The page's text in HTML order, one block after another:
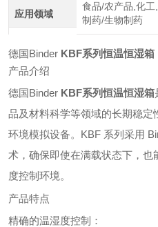
应用领域
食品/农产品,化工
制药/生物制药
德国Binder KBF系列恒温恒湿箱
产品介绍
德国Binder KBF系列恒温恒湿箱
品及材料科学等领域的长期稳
环境模拟设备。KBF 系列采用
术，确保即使在满载状态下，
度控制环境。
产品特点
精确的温湿度控制：